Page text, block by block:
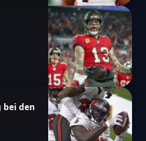
bei den